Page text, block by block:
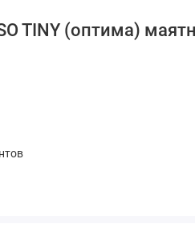
TINY (оптима)